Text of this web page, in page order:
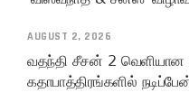
AUGUST 2, 2026
வதந்தி சீசன் 2 வெளியான
கதாபாத்திரங்களில்